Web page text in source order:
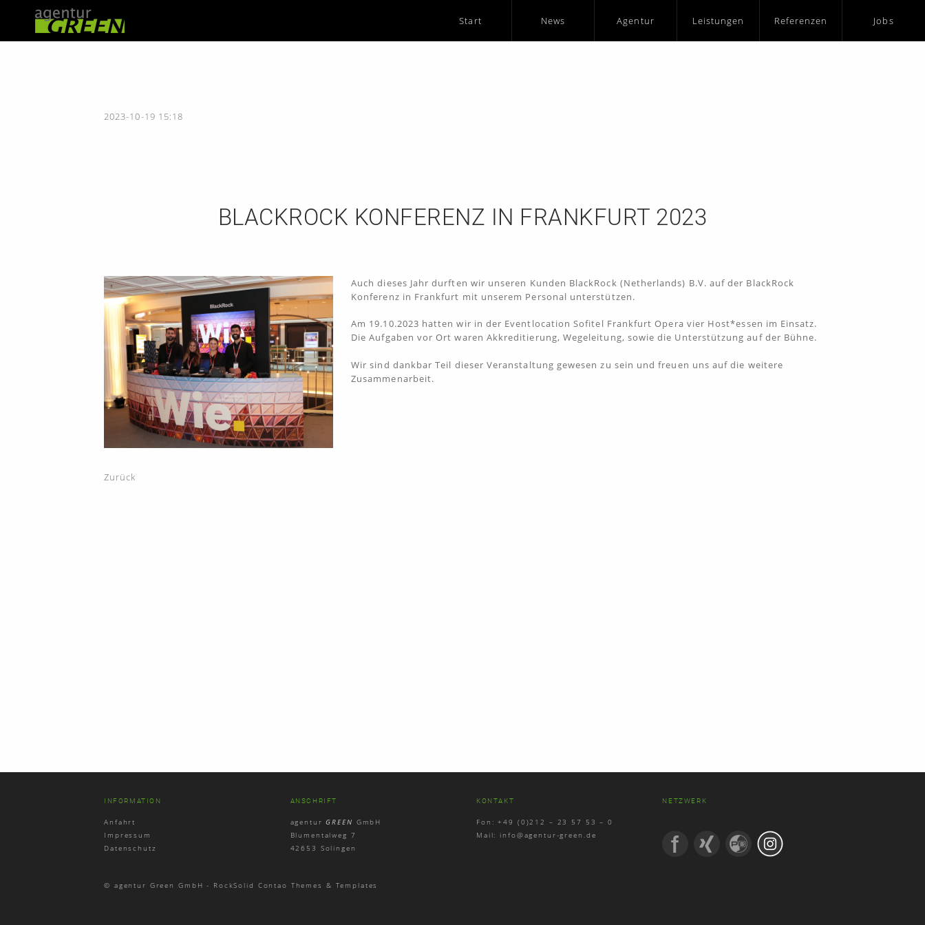
Start News Agentur Leistungen Referenzen Jobs
2023-10-19 15:18
BLACKROCK KONFERENZ IN FRANKFURT 2023
Auch dieses Jahr durften wir unseren Kunden BlackRock (Netherlands) B.V. auf der BlackRock
Konferenz in Frankfurt mit unserem Personal unterstützen.
Am 19.10.2023 hatten wir in der Eventlocation Sofitel Frankfurt Opera vier Host*essen im Einsatz.
Die Aufgaben vor Ort waren Akkreditierung, Wegeleitung, sowie die Unterstützung auf der Bühne.
Wir sind dankbar Teil dieser Veranstaltung gewesen zu sein und freuen uns auf die weitere
Zusammenarbeit.
Zurück
INFORMATION
Anfahrt
Impressum
Datenschutz
ANSCHRIFT
agenturGREEN GmbH
Blumentalweg 7
42653 Solingen
KONTAKT
Fon: +49 (0)212 – 23 57 53 – 0
Mail: info@agentur-green.de
NETZWERK
© agentur Green GmbH - RockSolid Contao Themes & Templates